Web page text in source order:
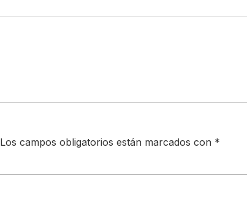
Los campos obligatorios están marcados con *